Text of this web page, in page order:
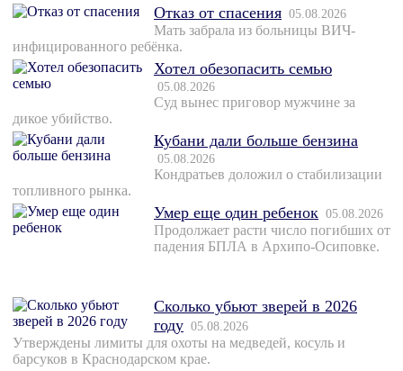
Отказ от спасения 05.08.2026
Мать забрала из больницы ВИЧ-
инфицированного ребёнка.
Хотел обезопасить семью
05.08.2026
Суд вынес приговор мужчине за
дикое убийство.
Кубани дали больше бензина
05.08.2026
Кондратьев доложил о стабилизации
топливного рынка.
Умер еще один ребенок 05.08.2026
Продолжает расти число погибших от
падения БПЛА в Архипо-Осиповке.
Сколько убьют зверей в 2026
году 05.08.2026
Утверждены лимиты для охоты на медведей, косуль и
барсуков в Краснодарском крае.